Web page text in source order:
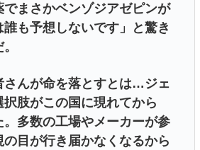
まさかベンゾジアゼピンが
も予想しないです」と驚き
んが命を落とすとは…ジェ
択肢がこの国に現れてから
多数の工場やメーカーが参
目が行き届かなくなるから